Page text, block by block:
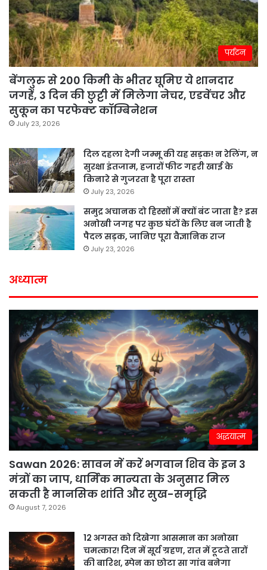
पर्यटन
बेंगलुरु से 200 किमी के भीतर घूमिए ये शानदार
जगहें, 3 दिन की छुट्टी में मिलेगा नेचर, एडवेंचर और
सुकून का परफेक्ट कॉम्बिनेशन
July 23, 2026
दिल दहला देगी जम्मू की यह सड़क! न रेलिंग, न
सुरक्षा इंतजाम, हजारों फीट गहरी खाई के
किनारे से गुजरता है पूरा रास्ता
July 23, 2026
समुद्र अचानक दो हिस्सों में क्यों बंट जाता है? इस
अनोखी जगह पर कुछ घंटों के लिए बन जाती है
पैदल सड़क, जानिए पूरा वैज्ञानिक राज
July 23, 2026
अध्यात्म
अद्धयात्म
Sawan 2026: सावन में करें भगवान शिव के इन 3
मंत्रों का जाप, धार्मिक मान्यता के अनुसार मिल
सकती है मानसिक शांति और सुख-समृद्धि
August 7, 2026
12 अगस्त को दिखेगा आसमान का अनोखा
चमत्कार! दिन में सूर्य ग्रहण, रात में टूटते तारों
की बारिश, स्पेन का छोटा सा गांव बनेगा